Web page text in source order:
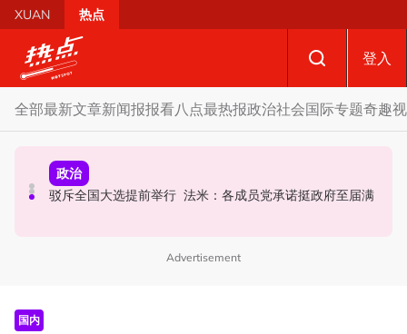
Skip to main content
XUAN 热点
登入
全部最新文章新闻报报看八点最热报政治社会国际专题奇趣
政治
要求安华解释为何冻结MyKHAS权限 5蓝眼议员: 改革不是
政治
驳斥全国大选提前举行 法米：各成员党承诺挺政府至届满
国际
AI电影沦“反面教材”？ 狮城本土电影公司国庆献礼掀网民
Advertisement
国内